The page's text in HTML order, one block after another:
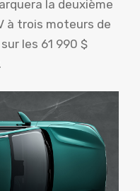
la deuxième
à trois moteurs de
les 61 990 $